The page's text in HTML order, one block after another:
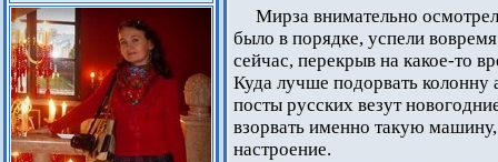
Мирза внимательно
было в порядке, успели
сейчас, перекрыв на какое-то
Куда лучше подорвать колонну
посты русских везут
взорвать именно такую
настроение.